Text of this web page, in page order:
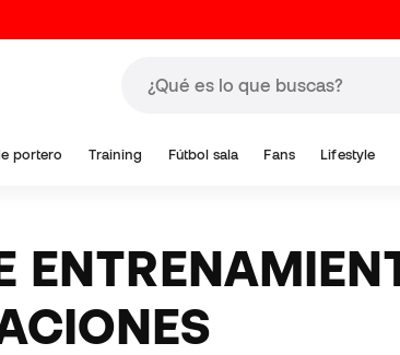
portero Training Fútbol sala Fans Lifestyle